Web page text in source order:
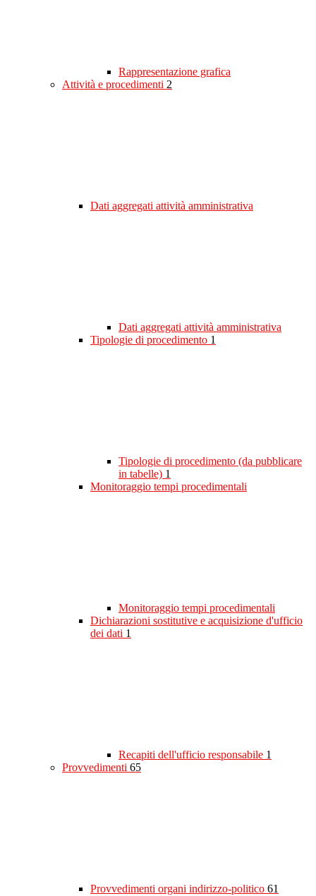
Rappresentazione grafica
Attività e procedimenti 2
Dati aggregati attività amministrativa
Dati aggregati attività amministrativa
Tipologie di procedimento 1
Tipologie di procedimento (da pubblicare
in tabelle) 1
Monitoraggio tempi procedimentali
Monitoraggio tempi procedimentali
Dichiarazioni sostitutive e acquisizione d'ufficio
dei dati 1
Recapiti dell'ufficio responsabile 1
Provvedimenti 65
Provvedimenti organi indirizzo-politico 61